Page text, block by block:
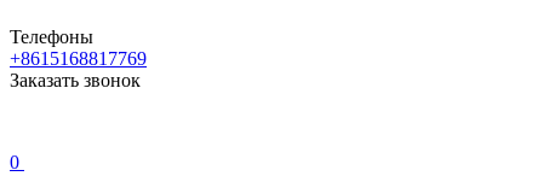
Телефоны
+8615168817769
Заказать звонок
0